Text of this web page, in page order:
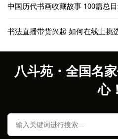
中国历代书画收藏故事 100篇总
书法直播带货兴起 如何在线上挑
八斗苑・全国名
心！